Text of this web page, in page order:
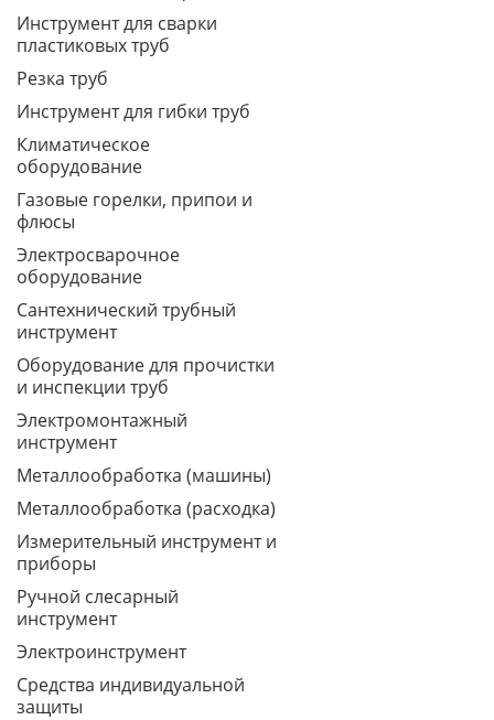
Инструмент для сварки
пластиковых труб
Резка труб
Инструмент для гибки труб
Климатическое
оборудование
Газовые горелки, припои и
флюсы
Электросварочное
оборудование
Сантехнический трубный
инструмент
Оборудование для прочистки
и инспекции труб
Электромонтажный
инструмент
Металлообработка (машины)
Металлообработка (расходка)
Измерительный инструмент и
приборы
Ручной слесарный
инструмент
Электроинструмент
Средства индивидуальной
защиты